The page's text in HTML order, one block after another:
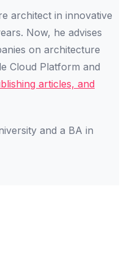
architect in innovative
Now, he advises
on architecture
Cloud Platform and
articles, and
and a BA in